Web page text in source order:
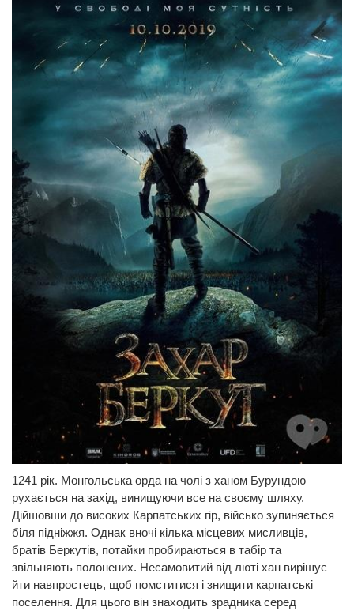
1241 рік. Монгольська орда на чолі з ханом Бурундою
рухається на захід, винищуючи все на своєму шляху.
Дійшовши до високих Карпатських гір, військо зупиняється
біля підніжжя. Однак вночі кілька місцевих мисливців,
братів Беркутів, потайки пробираються в табір та
звільняють полонених. Несамовитий від люті хан вирішує
йти навпростець, щоб помститися і знищити карпатські
поселення. Для цього він знаходить зрадника серед